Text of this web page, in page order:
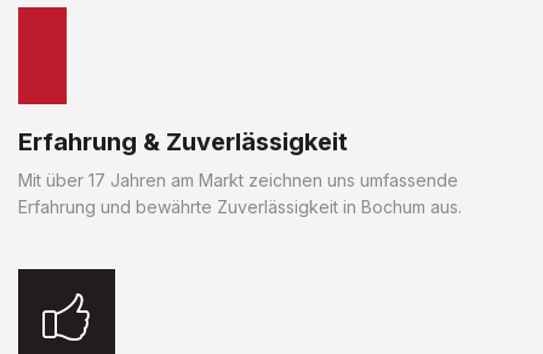
Erfahrung & Zuverlässigkeit
Mit über 17 Jahren am Markt zeichnen uns umfassende
Erfahrung und bewährte Zuverlässigkeit in Bochum aus.